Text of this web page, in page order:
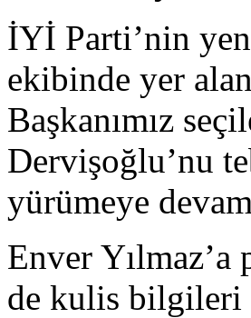
İYİ Parti’nin
ekibinde yer
Başkanımız
Dervişoğlu’nu
yürümeye
Enver Yılmaz’a
de kulis bilgileri